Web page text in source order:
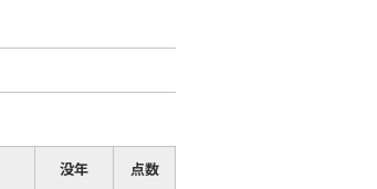
没年 点数